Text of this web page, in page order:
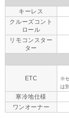
キーレス
クルーズコント
ロール
リモコンスター
ター
ETC
※
は
寒冷地仕様
ワンオーナー